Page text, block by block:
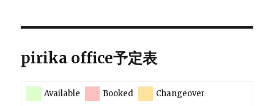
pirika office予定表
Available Booked Changeover